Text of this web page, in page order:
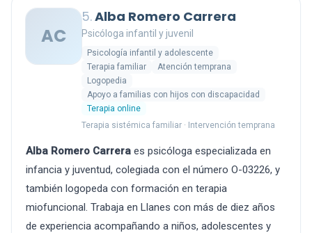
AC
5.Alba Romero Carrera
Psicóloga infantil y juvenil
Psicología infantil y adolescente
Terapia familiar
Atención temprana
Logopedia
Apoyo a familias con hijos con discapacidad
Terapia online
Terapia sistémica familiar · Intervención temprana
Alba Romero Carrera es psicóloga especializada en
infancia y juventud, colegiada con el número O-03226, y
también logopeda con formación en terapia
miofuncional. Trabaja en Llanes con más de diez años
de experiencia acompañando a niños, adolescentes y